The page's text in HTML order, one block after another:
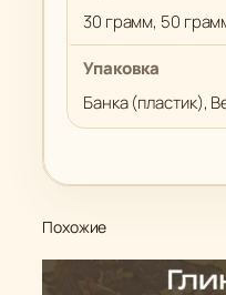
30 грамм, 50
Упаковка
Банка (пластик),
Похожие